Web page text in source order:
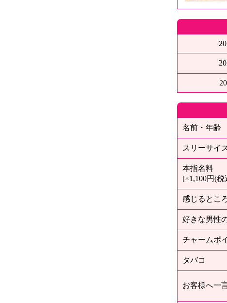
名前・年齢
スリーサイ
本指名料
[×1,100円(税
感じるとこ
好きな男性
チャームポ
タバコ
お客様へ一